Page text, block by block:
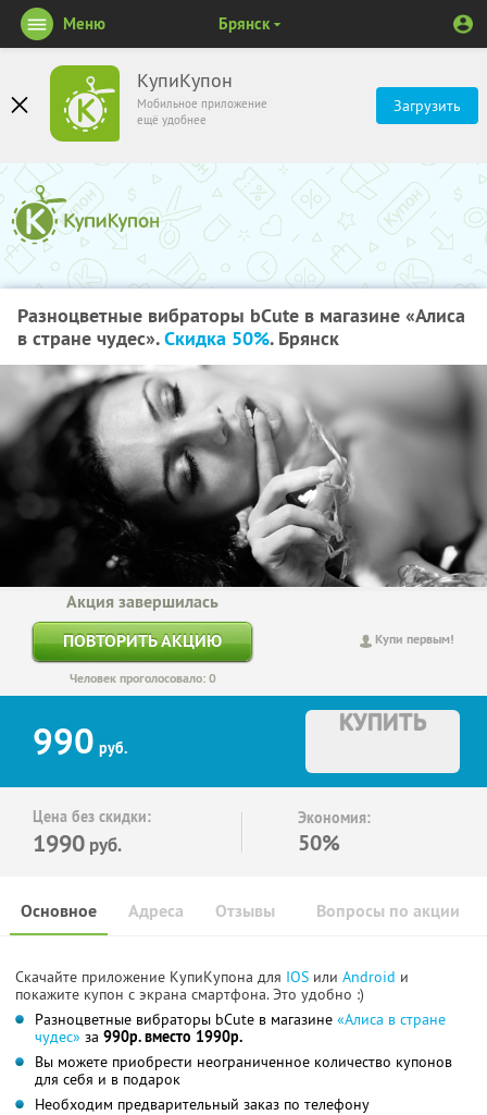
КупиКупон
Мобильное приложение
ещё удобнее
Загрузить
Меню Брянск
Разноцветные вибраторы bCute в магазине «Алиса
в стране чудес».Скидка 50%. Брянск
Купи первым!
Акция завершилась
ПОВТОРИТЬ АКЦИЮ
Человек проголосовало: 0
990 руб.
КУПИТЬ
Цена без скидки:
1990 руб.
Экономия:
50%
Основное Отзывы Вопросы по акции
Адреса
Скачайте приложение КупиКупона для IOS или Android и
покажите купон с экрана смартфона. Это удобно :)
Разноцветные вибраторы bCute в магазине «Алиса в стране
чудес» за 990р. вместо 1990р.
Вы можете приобрести неограниченное количество купонов
для себя и в подарок
Необходим предварительный заказ по телефону